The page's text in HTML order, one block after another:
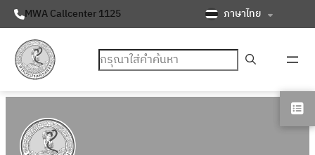
MWA Callcenter 1125 ภาษาไทย
ค้นหา